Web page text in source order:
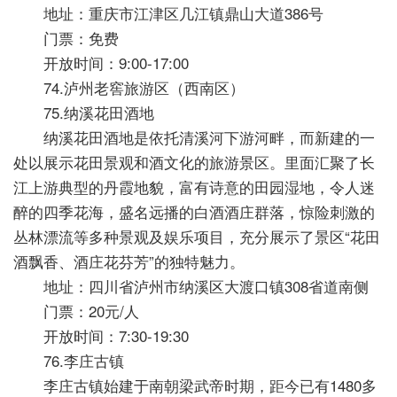
地址：重庆市江津区几江镇鼎山大道386号
门票：免费
开放时间：9:00-17:00
74.泸州老窖旅游区（西南区）
75.纳溪花田酒地
纳溪花田酒地是依托清溪河下游河畔，而新建的一
处以展示花田景观和酒文化的旅游景区。里面汇聚了长
江上游典型的丹霞地貌，富有诗意的田园湿地，令人迷
醉的四季花海，盛名远播的白酒酒庄群落，惊险刺激的
丛林漂流等多种景观及娱乐项目，充分展示了景区“花田
酒飘香、酒庄花芬芳”的独特魅力。
地址：四川省泸州市纳溪区大渡口镇308省道南侧
门票：20元/人
开放时间：7:30-19:30
76.李庄古镇
李庄古镇始建于南朝梁武帝时期，距今已有1480多